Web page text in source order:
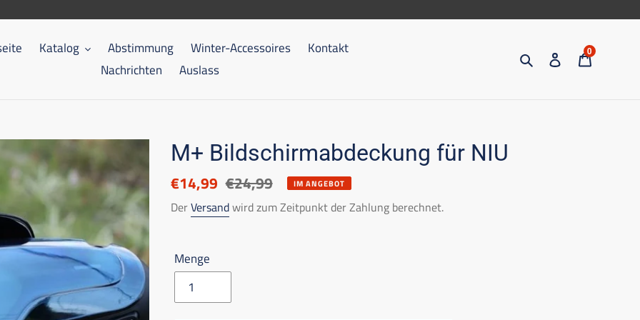
Katalog Abstimmung Winter-Accessoires
Kontakt
Nachrichten
Auslass
Suche EintragenTrolley
0
M+ Bildschirmabdeckung für NIU
Ermäßigter
Preis
€14,99 Listenpreis
€24,99 IM ANGEBOT
DerVersandwird zum Zeitpunkt der Zahlung berechnet.
Menge